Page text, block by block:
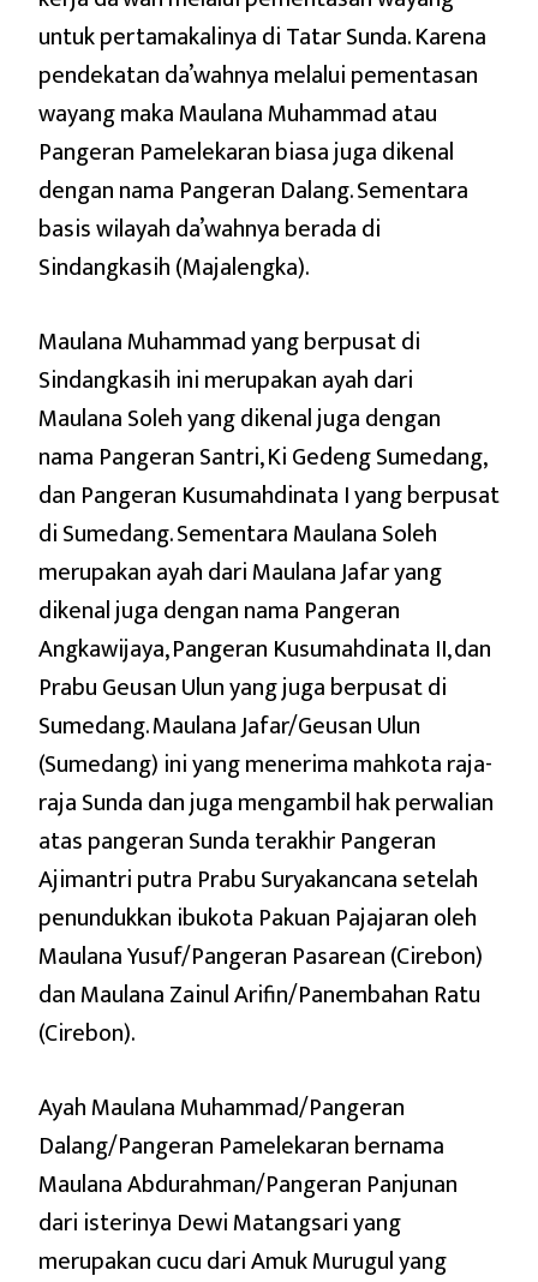
untuk pertamakalinya di Tatar Sunda. Karena
pendekatan da’wahnya melalui pementasan
wayang maka Maulana Muhammad atau
Pangeran Pamelekaran biasa juga dikenal
dengan nama Pangeran Dalang. Sementara
basis wilayah da’wahnya berada di
Sindangkasih (Majalengka).
Maulana Muhammad yang berpusat di
Sindangkasih ini merupakan ayah dari
Maulana Soleh yang dikenal juga dengan
nama Pangeran Santri, Ki Gedeng Sumedang,
dan Pangeran Kusumahdinata I yang berpusat
di Sumedang. Sementara Maulana Soleh
merupakan ayah dari Maulana Jafar yang
dikenal juga dengan nama Pangeran
Angkawijaya, Pangeran Kusumahdinata II, dan
Prabu Geusan Ulun yang juga berpusat di
Sumedang. Maulana Jafar/Geusan Ulun
(Sumedang) ini yang menerima mahkota raja-
raja Sunda dan juga mengambil hak perwalian
atas pangeran Sunda terakhir Pangeran
Ajimantri putra Prabu Suryakancana setelah
penundukkan ibukota Pakuan Pajajaran oleh
Maulana Yusuf/Pangeran Pasarean (Cirebon)
dan Maulana Zainul Arifin/Panembahan Ratu
(Cirebon).
Ayah Maulana Muhammad/Pangeran
Dalang/Pangeran Pamelekaran bernama
Maulana Abdurahman/Pangeran Panjunan
dari isterinya Dewi Matangsari yang
merupakan cucu dari Amuk Murugul yang